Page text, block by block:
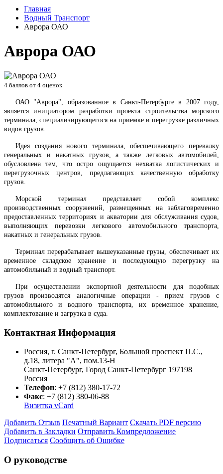
Главная
Водный Транспорт
Аврора ОАО
Аврора ОАО
4 баллов от 4 оценок
ОАО "Аврора", образованное в Санкт-Петербурге в 2007 году,
является инициатором разработки проекта строительства морского
терминала, специализирующегося на приемке и перегрузке различных
видов грузов.
Идея создания нового терминала, обеспечивающего перевалку
генеральных и накатных грузов, а также легковых автомобилей,
обусловлена тем, что остро ощущается нехватка логистических и
перегрузочных центров, предлагающих качественную обработку
грузов.
Морской терминал представляет собой комплекс
производственных сооружений, размещенных на заблаговременно
предоставленных территориях и акватории для обслуживания судов,
выполняющих перевозки легкового автомобильного транспорта,
накатных и генеральных грузов.
Терминал перерабатывает вышеуказанные грузы, обеспечивает их
временное складское хранение и последующую перегрузку на
автомобильный и водный транспорт.
При осуществлении экспортной деятельности для подобных
грузов производятся аналогичные операции - прием грузов с
автомобильного и водного транспорта, их временное хранение,
комплектование и загрузка в суда.
Контактная Информация
Россия, г. Санкт-Петербург, Большой проспект П.С.,
д.18, литера "А", пом.13-Н
Санкт-Петербург, Город Санкт-Петербург 197198
Россия
Телефон: +7 (812) 380-17-72
Факс: +7 (812) 380-06-88
Визитка vCard
Добавить Отзыв Печатный Вариант Скачать PDF версию
Добавить в Закладки Отправить Компредложение
Подписаться Сообщить об Ошибке
О руководстве